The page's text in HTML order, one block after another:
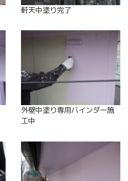
軒天中塗り完了
外壁中塗り専用バインダー施
工中